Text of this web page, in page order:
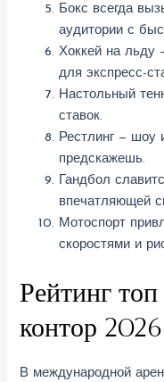
Бокс всегда
аудитории с
Хоккей на льду
для экспресс-
Настольный
ставок.
Рестлинг — шоу
предскажешь.
Гандбол
впечатляющей
Мотоспорт
скоростями и
Рейтинг
контор 2026
В международной